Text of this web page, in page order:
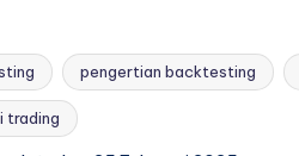
pengertian backtesting
trading